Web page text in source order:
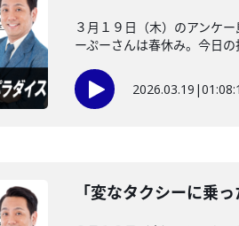
３月１９日（木）のアンケ
ーぷーさんは春休み。今日
2026.03.19 |
「変なタクシーに乗